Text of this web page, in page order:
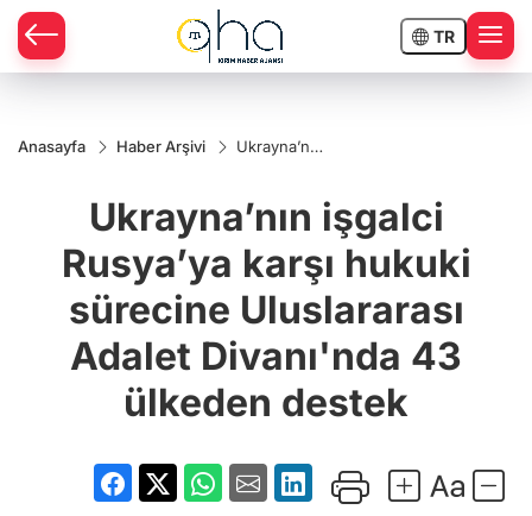
TR
Anasayfa Haber Arşivi
Ukrayna’nın
karşı
hukuki
Uluslararası
Adalet
Divanı'nda
43 ülkeden
Ukrayna’nın işgalci
Rusya’ya karşı hukuki
sürecine Uluslararası
Adalet Divanı'nda 43
ülkeden destek